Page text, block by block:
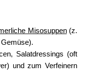
Misosuppen(z.
Salatdressings (oft
und zum Verfeinern